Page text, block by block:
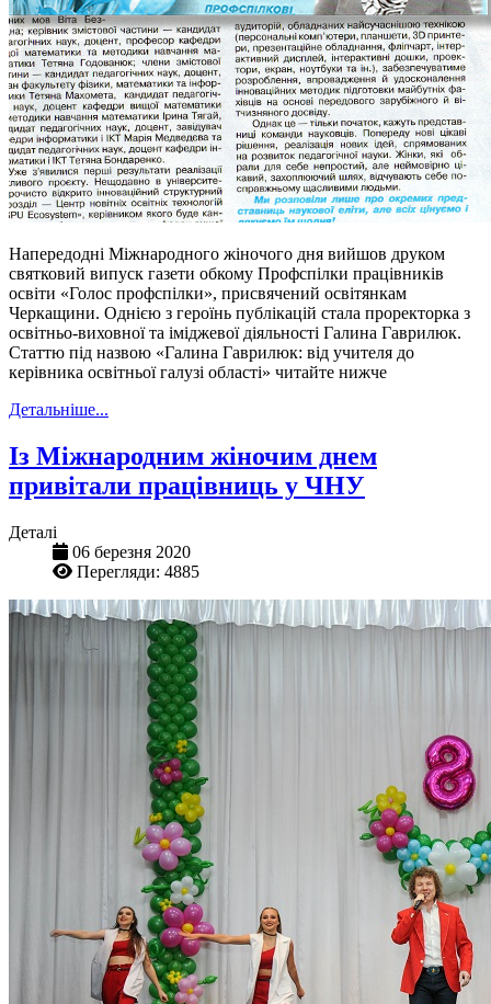
Напередодні Міжнародного жіночого дня вийшов друком
святковий випуск газети обкому Профспілки працівників
освіти «Голос профспілки», присвячений освітянкам
Черкащини. Однією з героїнь публікацій стала проректорка з
освітньо-виховної та іміджевої діяльності Галина Гаврилюк.
Статтю під назвою «Галина Гаврилюк: від учителя до
керівника освітньої галузі області» читайте нижче
Детальніше...
Із Міжнародним жіночим днем
привітали працівниць у ЧНУ
Деталі
06 березня 2020
Перегляди: 4885